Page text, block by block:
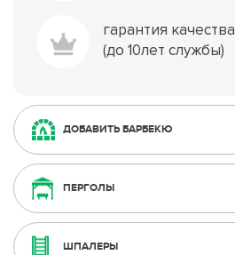
гарантия качества
(до 10лет службы)
ДОБАВИТЬ БАРБЕКЮ
ПЕРГОЛЫ
ШПАЛЕРЫ